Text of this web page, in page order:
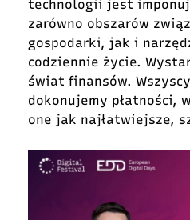
technologii jest
zarówno obszarów
gospodarki, jak i
codziennie życie.
świat finansów.
dokonujemy płatności,
one jak najłatwiejsze,